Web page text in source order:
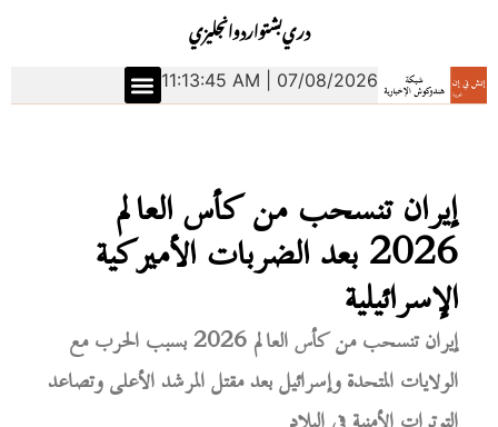
انجليزياردوبشتودري
11:13:46 AM | 07/08/2026
إيران تنسحب من كأس العالم
2026 بعد الضربات الأميركية
الإسرائيلية
إيران تنسحب من كأس العالم 2026 بسبب الحرب مع
الولايات المتحدة وإسرائيل بعد مقتل المرشد الأعلى وتصاعد